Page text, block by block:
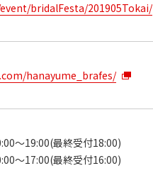
bridalFesta/201905Tokai/
hanayume_brafes/
～19:00(最終受付18:00)
～17:00(最終受付16:00)